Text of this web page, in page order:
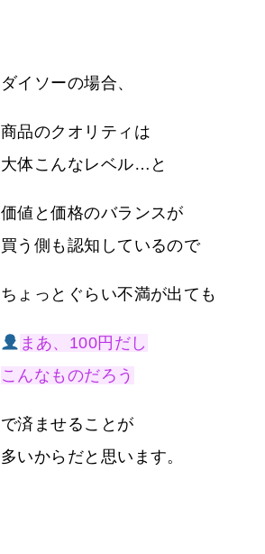
ダイソーの場合、
商品のクオリティは
大体こんなレベル…と
価値と価格のバランスが
買う側も認知しているので
ちょっとぐらい不満が出ても
まあ、100円だし
こんなものだろう
で済ませることが
多いからだと思います。